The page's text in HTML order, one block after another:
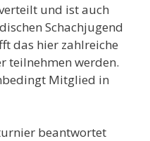
und ist auch
Schachjugend
das hier zahlreiche
teilnehmen werden.
Mitglied in
beantwortet